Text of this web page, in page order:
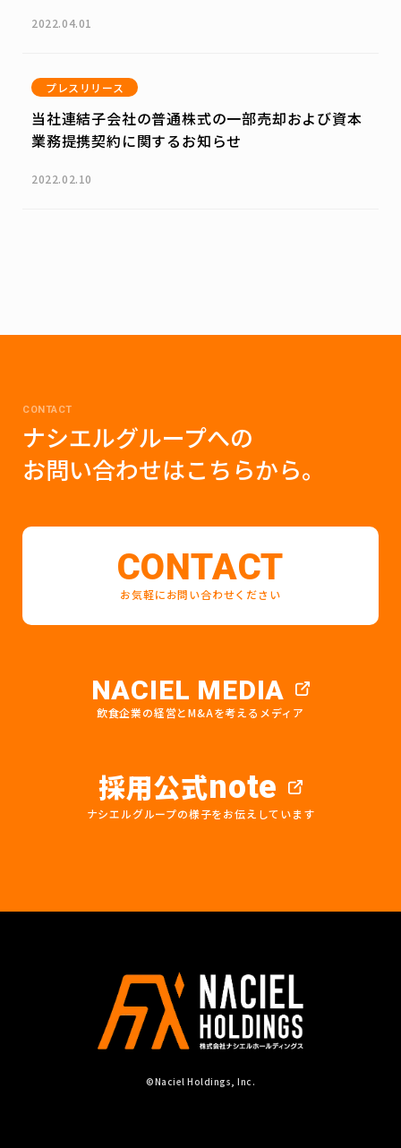
2022.04.01
プレスリリース
当社連結子会社の普通株式の一部売却および資本
業務提携契約に関するお知らせ
2022.02.10
CONTACT
ナシエルグループへの
お問い合わせはこちらから。
CONTACT
お気軽にお問い合わせください
NACIEL MEDIA
飲食企業の経営とM&Aを考えるメディア
採用公式note
ナシエルグループの様子をお伝えしています
©Naciel Holdings, Inc.